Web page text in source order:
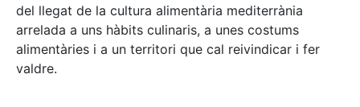
del llegat de la cultura alimentària mediterrània
arrelada a uns hàbits culinaris, a unes costums
alimentàries i a un territori que cal reivindicar i fer
valdre.